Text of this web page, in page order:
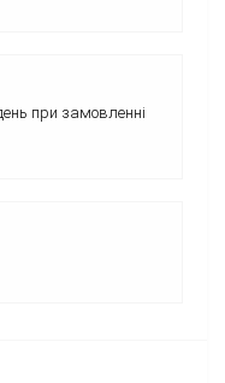
при замовленні